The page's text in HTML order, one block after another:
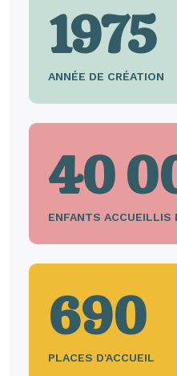
1975
ANNÉE DE CRÉATION
40
ENFANTS ACCUEILLIS
690
PLACES D'ACCUEIL